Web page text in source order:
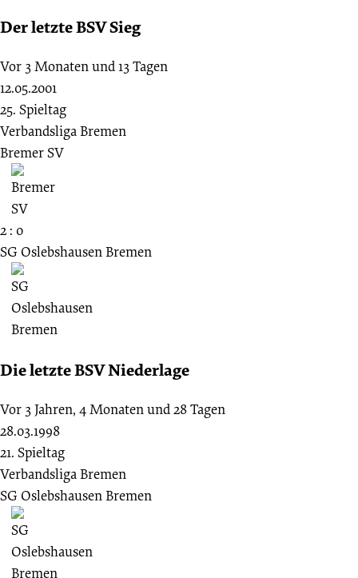
Der letzte BSV Sieg
Vor 3 Monaten und 13 Tagen
12.05.2001
25. Spieltag
Verbandsliga Bremen
Bremer SV
2 : 0
SG Oslebshausen Bremen
Die letzte BSV Niederlage
Vor 3 Jahren, 4 Monaten und 28 Tagen
28.03.1998
21. Spieltag
Verbandsliga Bremen
SG Oslebshausen Bremen